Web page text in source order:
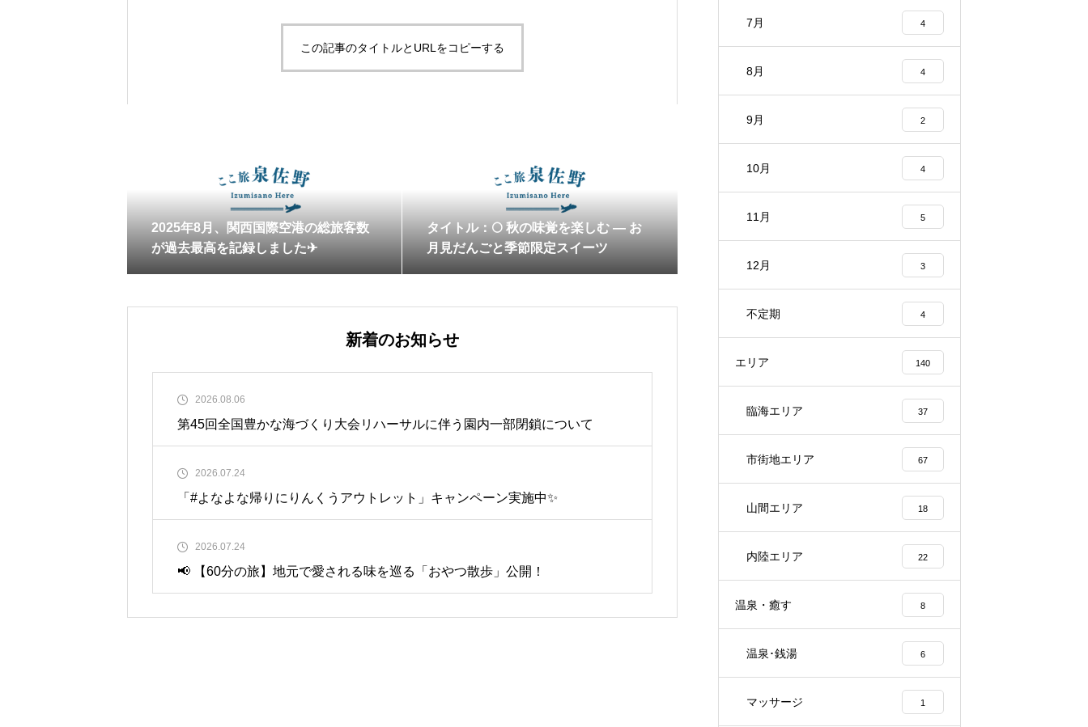
この記事のタイトルとURLをコピーする
2025年8月、関西国際空港の総旅客数
が過去最高を記録しました✈
タイトル：🌕 秋の味覚を楽しむ ― お
月見だんごと季節限定スイーツ
新着のお知らせ
2026.08.06
第45回全国豊かな海づくり大会リハーサルに伴う園内一部閉鎖について
2026.07.24
「#よなよな帰りにりんくうアウトレット」キャンペーン実施中✨
2026.07.24
📢 【60分の旅】地元で愛される味を巡る「おやつ散歩」公開！
7月 4
8月 4
9月 2
10月 4
11月 5
12月 3
不定期 4
エリア 140
臨海エリア 37
市街地エリア 67
山間エリア 18
内陸エリア 22
温泉・癒す 8
温泉･銭湯 6
マッサージ 1